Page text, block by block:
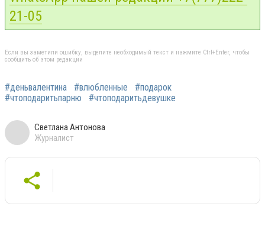
21-05
Если вы заметили ошибку, выделите необходимый текст и нажмите Ctrl+Enter, чтобы
сообщить об этом редакции
#деньвалентина #влюбленные
#подарок
#чтоподаритьпарню
#чтоподаритьдевушке
Светлана Антонова
Журналист